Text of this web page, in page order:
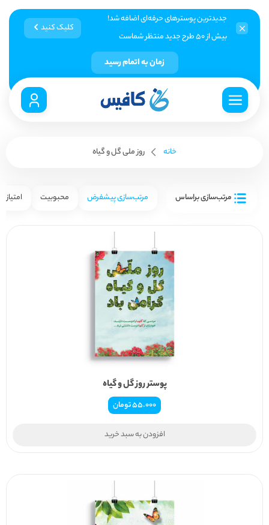
جدیدترین پوسترهای حرفه‌ای اضافه شد!
بیش از ۵۰ طرح جدید منتظر شماست
کلیک کنید
زمان به اتمام رسید
خانه روز ملی گل و گیاه
مرتب‌سازی براساس مرتب‌سازی پیشفرض محبوبیت امتیاز
پوستر روز گل و گیاه
55.000تومان
افزودن به سبد خرید